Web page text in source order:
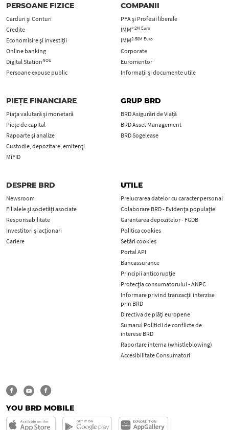
PERSOANE FIZICE
Carduri şi Conturi
Credite
Economisire și investiții
Online banking
Digital StationNOU
Persoane expuse public
COMPANII
PFA şi Profesii liberale
IMM< 2M Euro
IMM2-50M Euro
Corporate
Euromentor
Informații și documente utile
PIEȚE FINANCIARE
Piața valutară și monetară
Piețe de capital
Rapoarte și analize
Custodie, depozitare, emitenți
MiFID
GRUP BRD
BRD Asigurări de Viață
BRD Asset Management
BRD Sogelease
DESPRE BRD
Newsroom
Filialele și societăți asociate
Responsabilitate
Investitori și acționari
Cariere
UTILE
Prelucrarea datelor cu caracter personal
Colaborare BRD - Evidența populației
Garantarea depozitelor - FGDB
Politica cookies
Setări cookies
Portal API
Bancassurance
Principii anticorupţie
Protecţia consumatorului - ANPC
Informare privind tranzacții interzise
prin BRD
Directiva de plăți europene
Sumarul Politicii de conflicte de
interese BRD
Raportare interna (whistleblowing)
Accesibilitate Consumatori
YOU BRD MOBILE